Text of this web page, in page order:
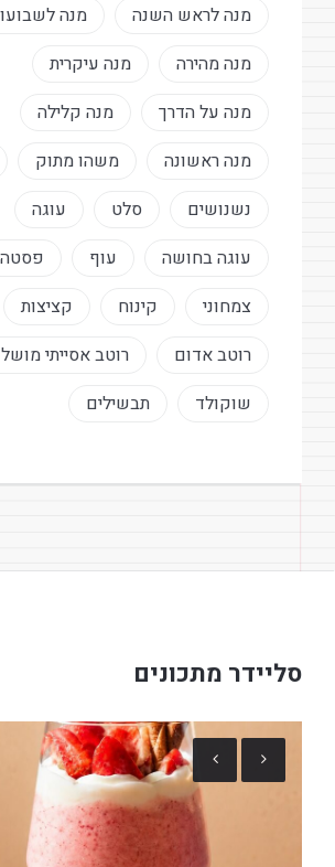
מנה לראש השנה
מנה
מנה מהירה
מנה עיקרית
מנה על הדרך
מנה קלילה
מנה ראשונה
משהו מתוק
נשנושים
סלט
עוגה
עוגה בחושה
עוף
פסטה
צמחוני
קינוח
קציצות
רוטב אדום
רוטב אסייתי
שוקולד
תבשילים
סליידר מתכונים